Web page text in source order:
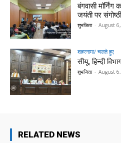
बंगवासी
जयंती पर
शुभजिता - August
शहरनामा/ चलते हुए
सीयू, हिन्दी
शुभजिता - August
RELATED NEWS